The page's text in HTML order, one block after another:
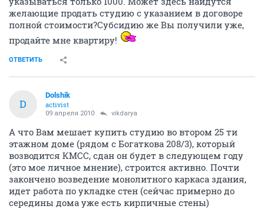
желающие продать студию с указанием в договоре
полной стоимости?Субсидию же Вы получили уже,
продайте мне квартиру!
ОТВЕТИТЬ
D
Dolshik
activist
09 апреля 2010 vikdarya
А что Вам мешает купить студию во втором 25 ти
этажном доме (рядом с Богаткова 208/3), который
возводится КМСС, сдан он будет в следующем году
(это мое личное мнение), строится активно. Почти
закончено возведение монолитного каркаса здания,
идет работа по укладке стен (сейчас примерно до
середины дома уже есть кирпичные стены)